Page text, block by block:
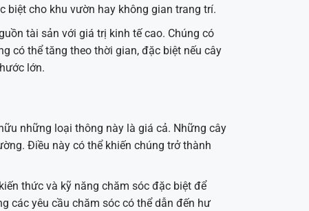
biệt cho khu vườn hay không gian trang trí.
tài sản với giá trị kinh tế cao. Chúng có
có thể tăng theo thời gian, đặc biệt nếu cây
lớn.
những loại thông này là giá cả. Những cây
Điều này có thể khiến chúng trở thành
thức và kỹ năng chăm sóc đặc biệt để
các yêu cầu chăm sóc có thể dẫn đến hư